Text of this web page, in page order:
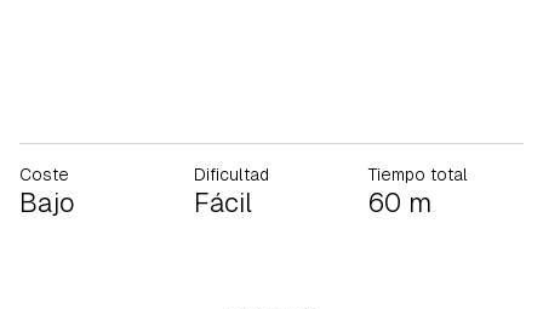
Coste
Bajo
Dificultad
Fácil
Tiempo total
60 m